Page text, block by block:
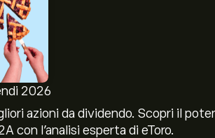
2026
azioni da dividendo. Scopri il
con l’analisi esperta di eToro.